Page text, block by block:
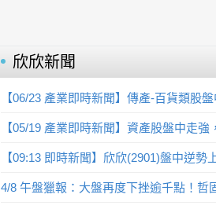
欣欣新聞
【06/23 產業即時新聞】傳產-百貨類股
【05/19 產業即時新聞】資產股盤中走
【09:13 即時新聞】欣欣(2901)盤中逆
4/8 午盤獵報：大盤再度下挫逾千點！哲